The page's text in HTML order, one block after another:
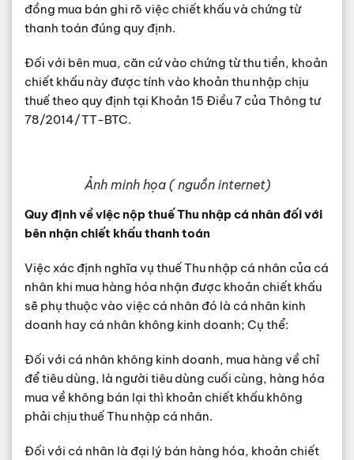
đồng mua bán ghi rõ việc chiết khấu và chứng từ
thanh toán đúng quy định.
Đối với bên mua, căn cứ vào chứng từ thu tiền, khoản
chiết khấu này được tính vào khoản thu nhập chịu
thuế theo quy định tại Khoản 15 Điều 7 của Thông tư
78/2014/TT-BTC.
Ảnh minh họa ( nguồn internet)
Quy định về việc nộp thuế Thu nhập cá nhân đối với
bên nhận chiết khấu thanh toán
Việc xác định nghĩa vụ thuế Thu nhập cá nhân của cá
nhân khi mua hàng hóa nhận được khoản chiết khấu
sẽ phụ thuộc vào việc cá nhân đó là cá nhân kinh
doanh hay cá nhân không kinh doanh; Cụ thể:
Đối với cá nhân không kinh doanh, mua hàng về chỉ
để tiêu dùng, là người tiêu dùng cuối cùng, hàng hóa
mua về không bán lại thì khoản chiết khấu không
phải chịu thuế Thu nhập cá nhân.
Đối với cá nhân là đại lý bán hàng hóa, khoản chiết